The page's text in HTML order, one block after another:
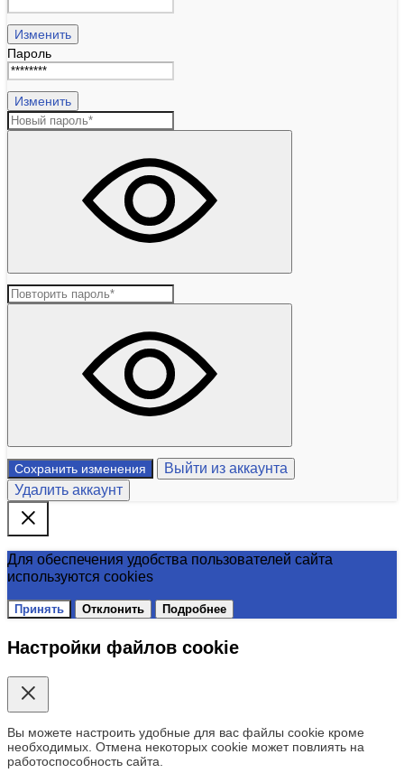
Изменить
Пароль
Изменить
Сохранить изменения
Выйти из аккаунта
Удалить аккаунт
Для обеспечения удобства пользователей сайта
используются cookies
Принять Отклонить Подробнее
Настройки файлов cookie
Вы можете настроить удобные для вас файлы cookie кроме
необходимых. Отмена некоторых cookie может повлиять на
работоспособность сайта.